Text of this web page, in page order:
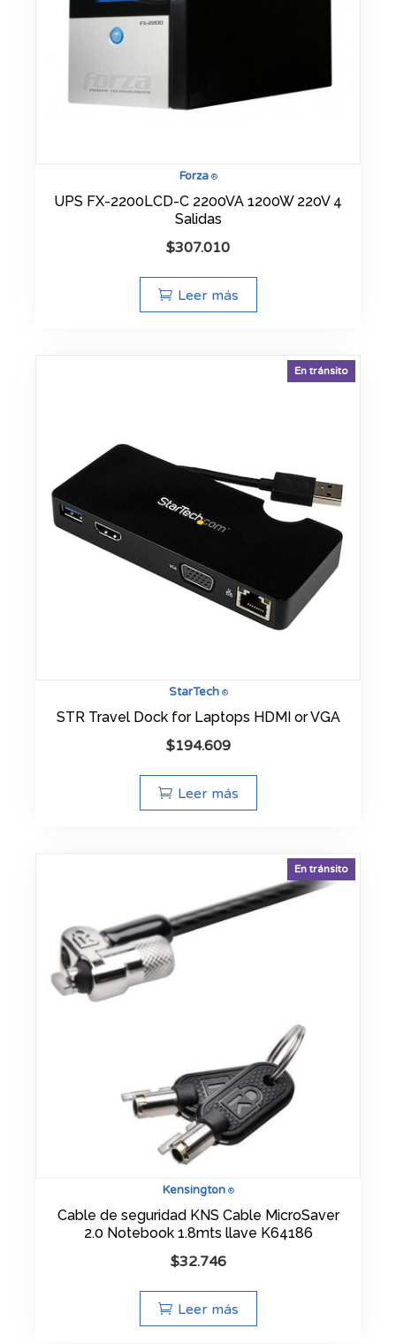
Forza®
UPS FX-2200LCD-C 2200VA 1200W 220V 4
Salidas
$307.010
Leer más
StarTech®
En tránsito
STR Travel Dock for Laptops HDMI or VGA
$194.609
Leer más
Kensington®
En tránsito
Cable de seguridad KNS Cable MicroSaver
2.0 Notebook 1.8mts llave K64186
$32.746
Leer más